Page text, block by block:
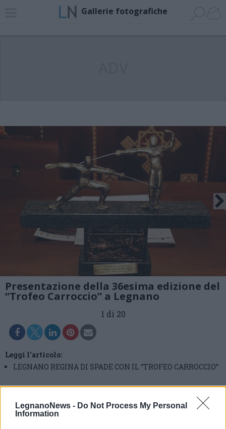
LegnanoNews - Do Not Process My Personal
Information
Gallerie fotografiche
Presentazione della 36esima edizione del
“Trofeo Carroccio” a Legnano
1 di 20
Leggi l'articolo:
LEGNANO REGINA DI SPADE CON IL “TROFEO CARROCCIO”